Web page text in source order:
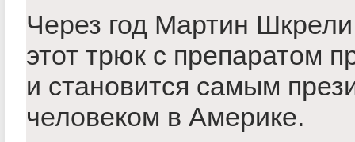
Через год Мартин Шкрели
этот трюк с препаратом
и становится самым
человеком в Америке.